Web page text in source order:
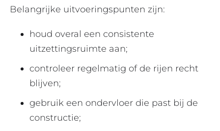
Belangrijke uitvoeringspunten zijn:
houd overal een consistente
uitzettingsruimte aan;
controleer regelmatig of de rijen recht
blijven;
gebruik een ondervloer die past bij de
constructie;